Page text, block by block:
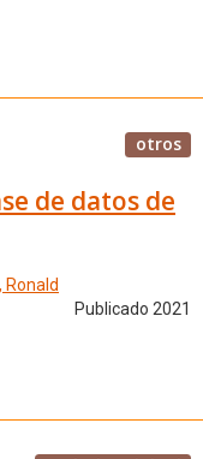
otros
de datos de
Ronald
Publicado 2021